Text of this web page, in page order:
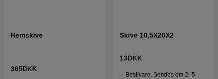
Remskive
365DKK
Skive 10,5X20X2
13DKK
Best.vare. Sendes om 2–5